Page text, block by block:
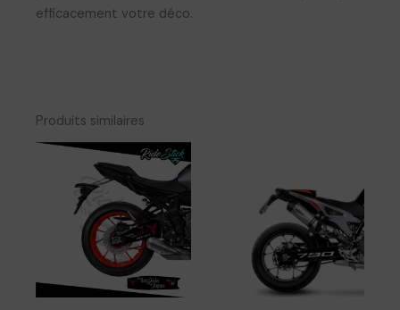
efficacement votre déco.
Produits similaires